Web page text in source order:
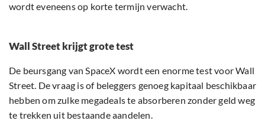
wordt eveneens op korte termijn verwacht.
Wall Street krijgt grote test
De beursgang van SpaceX wordt een enorme test voor Wall
Street. De vraag is of beleggers genoeg kapitaal beschikbaar
hebben om zulke megadeals te absorberen zonder geld weg
te trekken uit bestaande aandelen.